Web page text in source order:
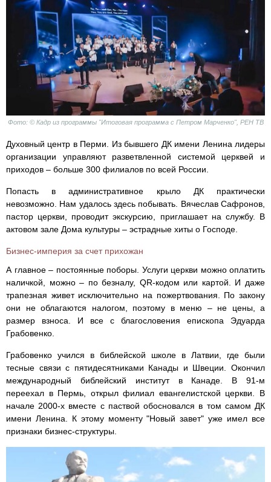
Фото: © Кадр из программы "Итоговая программа с Петром Марченко", РЕН ТВ
Духовный центр в Перми. Из бывшего ДК имени Ленина лидеры
организации управляют разветвленной системой церквей и
приходов – больше 300 филиалов по всей России.
Попасть в административное крыло ДК практически
невозможно. Нам удалось здесь побывать. Вячеслав Сафронов,
пастор церкви, проводит экскурсию, приглашает на службу. В
актовом зале Дома культуры – эстрадные хиты о Господе.
Бизнес-империя за счет прихожан
А главное – постоянные поборы. Услуги церкви можно оплатить
наличкой, можно – по безналу, QR-кодом или картой. И даже
трапезная живет исключительно на пожертвования. По закону
они не облагаются налогом, поэтому в меню – не цены, а
размер взноса. И все с благословения епископа Эдуарда
Грабовенко.
Грабовенко учился в библейской школе в Латвии, где были
тесные связи с пятидесятниками Канады и Швеции. Окончил
международный библейский институт в Канаде. В 91-м
переехал в Пермь, открыл филиал евангелистской церкви. В
начале 2000-х вместе с паствой обосновался в том самом ДК
имени Ленина. К этому моменту "Новый завет" уже имел все
признаки бизнес-структуры.